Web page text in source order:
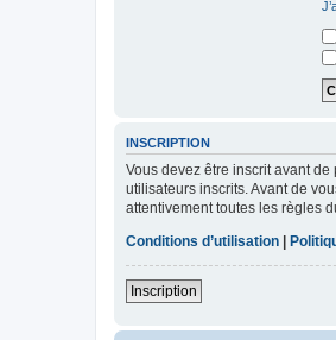
INSCRIPTION
Vous devez être inscrit avant
utilisateurs inscrits. Avant de
attentivement toutes les règles
Conditions d’utilisation
Inscription